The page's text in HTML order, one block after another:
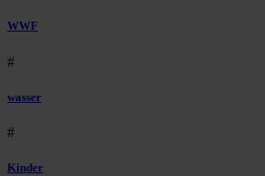
WWF
#
wasser
#
Kinder